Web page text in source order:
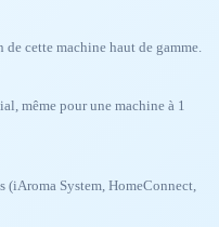
cette machine haut de gamme.
même pour une machine à 1
System, HomeConnect,